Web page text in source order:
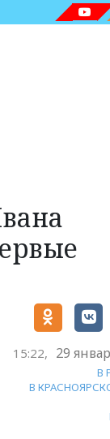
15:22, 29
В
В